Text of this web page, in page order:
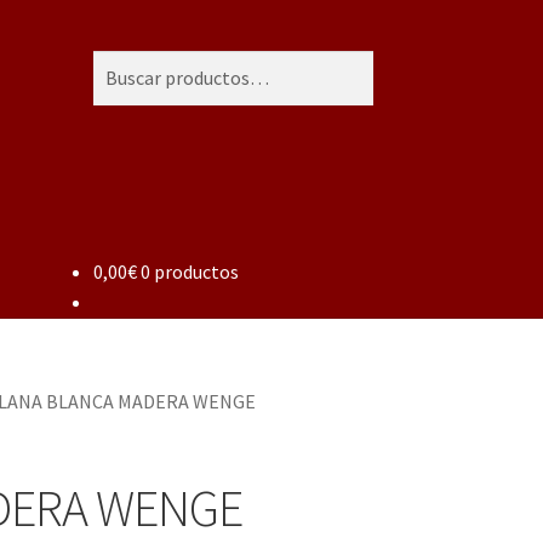
0,00€0 productos
BLANCA MADERA WENGE
WENGE